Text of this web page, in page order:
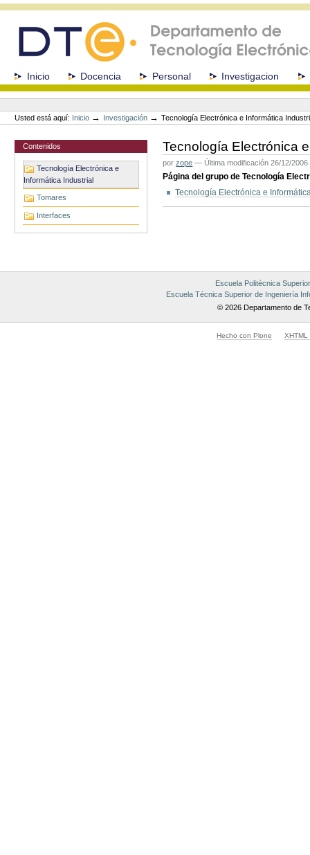
navegación
SeccionesInicio Docencia Personal Investigacion
Herramientas
Personales
Usted está aquí: Inicio → Investigación →Tecnología Electrónica e Informática
Contenidos
Tecnología Electrónica e
Informática Industrial
Tomares
Interfaces
Tecnología Electrónica
porzope — Última modificación 26/12/2006
Página del grupo de Tecnología
Tecnología Electrónica e
Escuela Politécnica Superior
Escuela Técnica Superior de Ingeniería
© 2026 Departamento de
Hecho con Plone XHTML